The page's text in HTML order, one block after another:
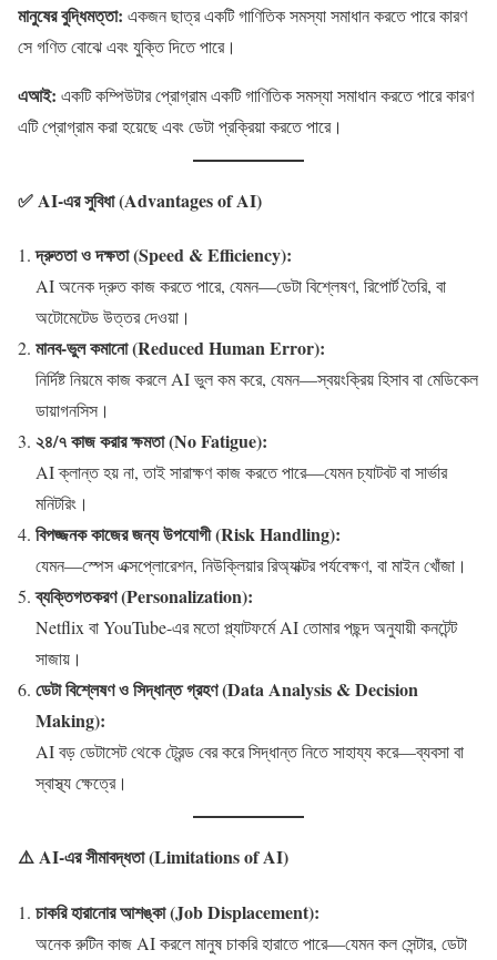
মানুষেরবুদ্ধিমত্তা: একজন ছাত্র একটি গাণিতিক সমস্যা সমাধান করতে পারে কারণ
সে গণিত বোঝে এবং যুক্তি দিতে পারে।
এআই: একটি কম্পিউটার প্রোগ্রাম একটি গাণিতিক সমস্যা সমাধান করতে পারে কারণ
এটি প্রোগ্রাম করা হয়েছে এবং ডেটা প্রক্রিয়া করতে পারে।
✅ AI-এর সুবিধা (Advantages of AI)
দ্রুততা ও দক্ষতা (Speed & Efficiency):
AI অনেক দ্রুত কাজ করতে পারে, যেমন—ডেটা বিশ্লেষণ, রিপোর্ট তৈরি, বা
অটোমেটেড উত্তর দেওয়া।
মানব-ভুল কমানো (Reduced Human Error):
নির্দিষ্ট নিয়মে কাজ করলে AI ভুল কম করে, যেমন—স্বয়ংক্রিয় হিসাব বা মেডিকেল
ডায়াগনসিস।
২৪/৭ কাজ করার ক্ষমতা (No Fatigue):
AI ক্লান্ত হয় না, তাই সারাক্ষণ কাজ করতে পারে—যেমন চ্যাটবট বা সার্ভার
মনিটরিং।
বিপজ্জনক কাজের জন্য উপযোগী (Risk Handling):
যেমন—স্পেস এক্সপ্লোরেশন, নিউক্লিয়ার রিঅ্যাক্টর পর্যবেক্ষণ, বা মাইন খোঁজা।
ব্যক্তিগতকরণ (Personalization):
Netflix বা YouTube-এর মতো প্ল্যাটফর্মে AI তোমার পছন্দ অনুযায়ী কনটেন্ট
সাজায়।
ডেটা বিশ্লেষণ ও সিদ্ধান্ত গ্রহণ (Data Analysis & Decision
Making):
AI বড় ডেটাসেট থেকে ট্রেন্ড বের করে সিদ্ধান্ত নিতে সাহায্য করে—ব্যবসা বা
স্বাস্থ্য ক্ষেত্রে।
⚠️ AI-এর সীমাবদ্ধতা (Limitations of AI)
চাকরি হারানোর আশঙ্কা (Job Displacement):
অনেক রুটিন কাজ AI করলে মানুষ চাকরি হারাতে পারে—যেমন কল সেন্টার, ডেটা